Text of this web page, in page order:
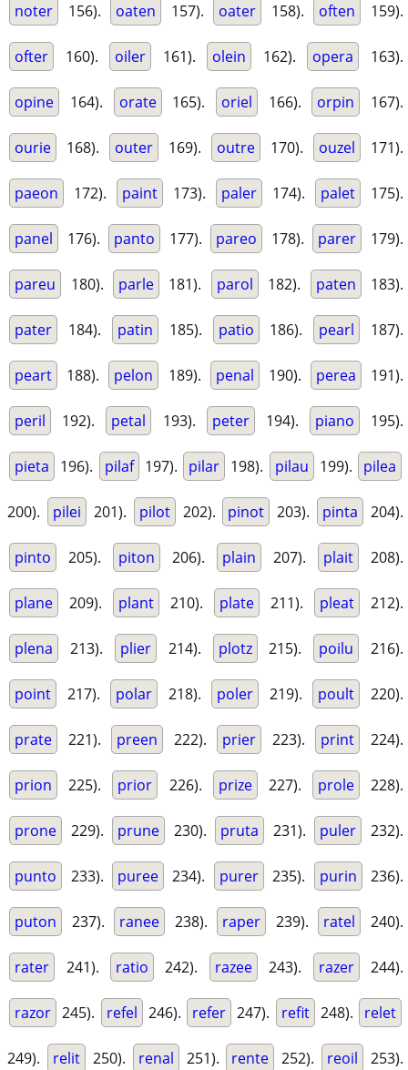
noter 156). oaten 157). oater 158). often 159).
ofter 160). oiler 161). olein 162). opera 163).
opine 164). orate 165). oriel 166). orpin 167).
ourie 168). outer 169). outre 170). ouzel 171).
paeon 172). paint 173). paler 174). palet 175).
panel 176). panto 177). pareo 178). parer 179).
pareu 180). parle 181). parol 182). paten 183).
pater 184). patin 185). patio 186). pearl 187).
peart 188). pelon 189). penal 190). perea 191).
peril 192). petal 193). peter 194). piano 195).
pieta 196). pilaf 197). pilar 198). pilau 199). pilea
200). pilei 201). pilot 202). pinot 203). pinta 204).
pinto 205). piton 206). plain 207). plait 208).
plane 209). plant 210). plate 211). pleat 212).
plena 213). plier 214). plotz 215). poilu 216).
point 217). polar 218). poler 219). poult 220).
prate 221). preen 222). prier 223). print 224).
prion 225). prior 226). prize 227). prole 228).
prone 229). prune 230). pruta 231). puler 232).
punto 233). puree 234). purer 235). purin 236).
puton 237). ranee 238). raper 239). ratel 240).
rater 241). ratio 242). razee 243). razer 244).
razor 245). refel 246). refer 247). refit 248). relet
249). relit 250). renal 251). rente 252). reoil 253).